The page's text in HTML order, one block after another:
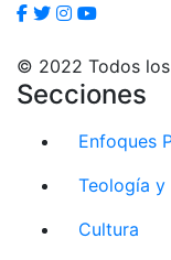
© 2022 Todos
Secciones
Enfoques
Teología y
Cultura